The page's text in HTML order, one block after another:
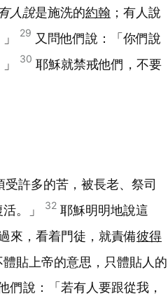
人說是施洗的約翰 ；有人說
29 又問他們說：「你們說
30 耶穌就禁戒他們，不要
許多的苦，被長老、祭司
。」
32 耶穌明明地說這
來，看着門徒，就責備彼得
貼上帝的意思，只體貼人的
們說：「若有人要跟從我，